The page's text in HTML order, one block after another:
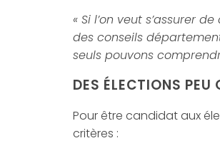
« Si l’on veut s’assurer
des conseils
seuls pouvons
DES ÉLECTIONS PEU
Pour être candidat aux
critères :